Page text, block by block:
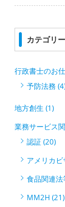
カテゴリー
行政書士のお
予防法務
地方創生 (1)
業務サービス
認証 (20)
アメリカ
食品関連法
MM2H (21)